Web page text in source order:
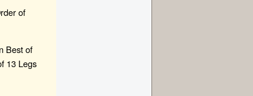
of
Best of
13 Legs